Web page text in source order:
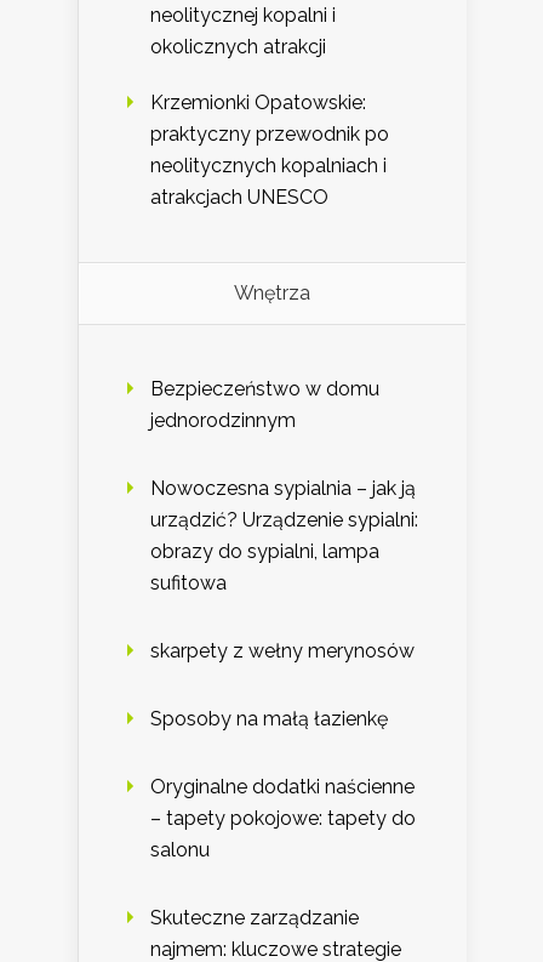
neolitycznej kopalni i
okolicznych atrakcji
Krzemionki Opatowskie:
praktyczny przewodnik po
neolitycznych kopalniach i
atrakcjach UNESCO
Wnętrza
Bezpieczeństwo w domu
jednorodzinnym
Nowoczesna sypialnia – jak ją
urządzić? Urządzenie sypialni:
obrazy do sypialni, lampa
sufitowa
skarpety z wełny merynosów
Sposoby na małą łazienkę
Oryginalne dodatki naścienne
– tapety pokojowe: tapety do
salonu
Skuteczne zarządzanie
najmem: kluczowe strategie